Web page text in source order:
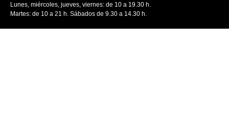
Lunes, miércoles, jueves, viernes: de 10 a 19.30 h.
Martes: de 10 a 21 h. Sábados de 9.30 a 14.30 h.